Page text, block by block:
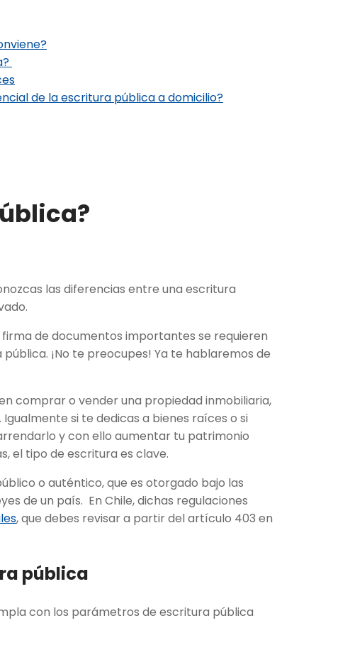
de la escritura pública a domicilio?
las diferencias entre una escritura
de documentos importantes se requieren
¡No te preocupes! Ya te hablaremos de
comprar o vender una propiedad inmobiliaria,
si te dedicas a bienes raíces o si
y con ello aumentar tu patrimonio
el tipo de escritura es clave.
o auténtico, que es otorgado bajo las
de un país. En Chile, dichas regulaciones
, que debes revisar a partir del artículo 403 en
pública
con los parámetros de escritura pública